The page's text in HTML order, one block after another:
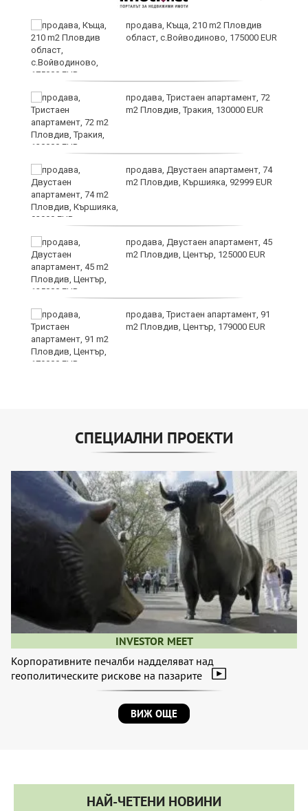
продава, Къща, 210 m2 Пловдив
област, с.Войводиново, 175000 EUR
продава, Тристаен апартамент, 72
m2 Пловдив, Тракия, 130000 EUR
продава, Двустаен апартамент, 74
m2 Пловдив, Кършияка, 92999 EUR
продава, Двустаен апартамент, 45
m2 Пловдив, Център, 125000 EUR
продава, Тристаен апартамент, 91
m2 Пловдив, Център, 179000 EUR
СПЕЦИАЛНИ ПРОЕКТИ
INVESTOR MEET
Корпоративните печалби надделяват над
геополитическите рискове на пазарите
ВИЖ ОЩЕ
НАЙ-ЧЕТЕНИ НОВИНИ